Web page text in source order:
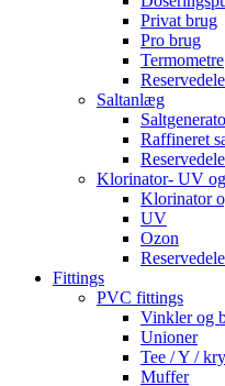
Privat brug
Pro brug
Termometre
Reservedele
Saltanlæg
Raffineret
Klorinator- UV
Klorinator
UV
Ozon
Reservedele
Fittings
PVC fittings
Vinkler og
Unioner
Tee / Y /
Muffer